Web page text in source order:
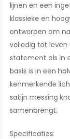
lijnen en een
klassieke en
ontworpen om
volledig tot leven
statement als in
basis is in een
kenmerkende
satijn messing
samenbrengt.
Specificaties: